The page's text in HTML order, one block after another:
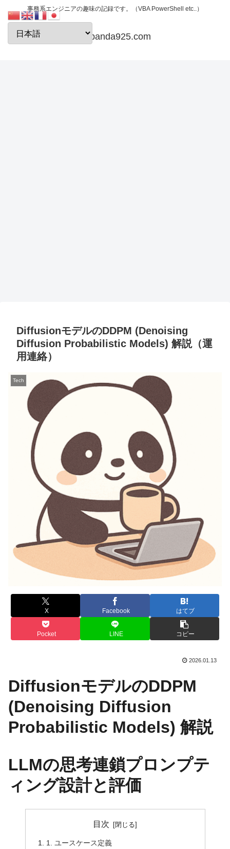
事務系エンジニアの趣味の記録です。（VBA PowerShell etc..）
papanda925.com
DiffusionモデルのDDPM (Denoising
Diffusion Probabilistic Models) 解説（運
用連絡）
Tech
X Facebook はてブ
Pocket LINE コピー
2026.01.13
DiffusionモデルのDDPM
(Denoising Diffusion
Probabilistic Models) 解説
LLMの思考連鎖プロンプテ
ィング設計と評価
目次
1. ユースケース定義